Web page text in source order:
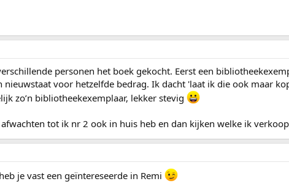
personen het boek gekocht. Eerst een
nieuwstaat voor hetzelfde bedrag. Ik dacht 'laat ik die ook maar
zo’n bibliotheekexemplaar, lekker stevig
afwachten tot ik nr 2 ook in huis heb en dan kijken welke ik
je vast een geïntereseerde in Remi